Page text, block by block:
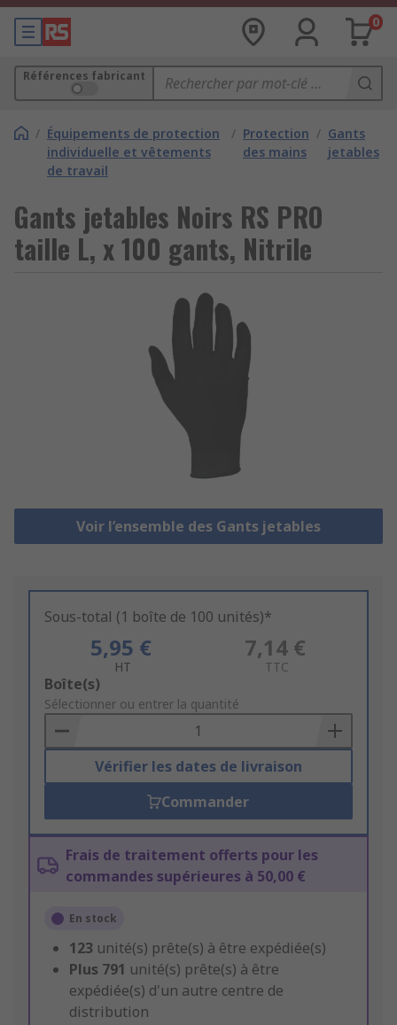
0
Références fabricant
/ Équipements de protection
individuelle et vêtements
de travail
/ Protection
des mains
/ Gants
jetables
Gants jetables Noirs RS PRO
taille L, x 100 gants, Nitrile
Voir l’ensemble des Gants jetables
Sous-total (1 boîte de 100 unités)*
5,95 €
HT
7,14 €
TTC
Add
to
Basket
Boîte(s)
Sélectionner ou entrer la quantité
Vérifier les dates de livraison
Commander
Frais de traitement offerts pour les
commandes supérieures à 50,00 €
En stock
123 unité(s) prête(s) à être expédiée(s)
Plus 791 unité(s) prête(s) à être
expédiée(s) d'un autre centre de
distribution